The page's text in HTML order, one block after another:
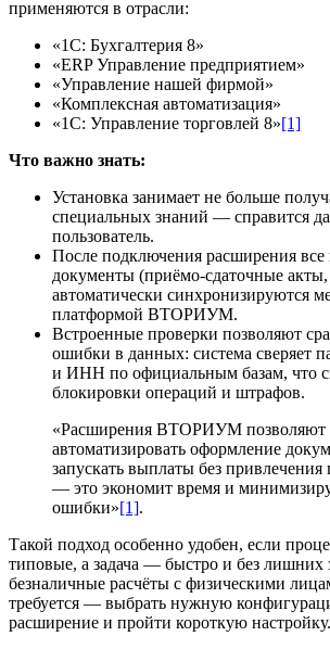
применяются в отрасли:
«1С: Бухгалтерия 8»
«ERP Управление предприятием»
«Управление нашей фирмой»
«Комплексная автоматизация»
«1С: Управление торговлей 8»[1]
Что важно знать:
Установка занимает не больше
специальных знаний — справится
пользователь.
После подключения расширения
документы (приёмо-сдаточные акты,
автоматически синхронизируются
платформой ВТОРИУМ.
Встроенные проверки позволяют
ошибки в данных: система сверяет
и ИНН по официальным базам, что
блокировки операций и штрафов.
«Расширения ВТОРИУМ позволяют
автоматизировать оформление
запускать выплаты без привлечения
— это экономит время и
ошибки»[1].
Такой подход особенно удобен, если
типовые, а задача — быстро и без лишних
безналичные расчёты с физическими
требуется — выбрать нужную
расширение и пройти короткую настройку.